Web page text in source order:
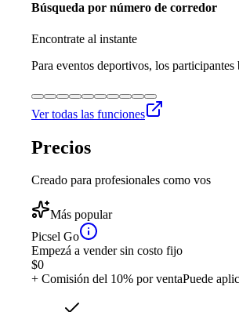
Búsqueda por número de corredor
Encontrate al instante
Para eventos deportivos, los
Ver todas las funciones
Precios
Creado para profesionales como vos
Más popular
Picsel Go
Empezá a vender sin costo fijo
$0
+ Comisión del 10% por ventaPuede